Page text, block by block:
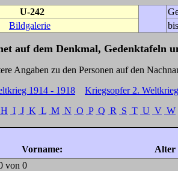
U-242
Bildgalerie
auf dem Denkmal, Gedenktafeln
Personen auf den
1914 - 1918
Kriegsopfer 2.
H I J K L M N O P Q R S T U V W
Vorname: Alter
von 0